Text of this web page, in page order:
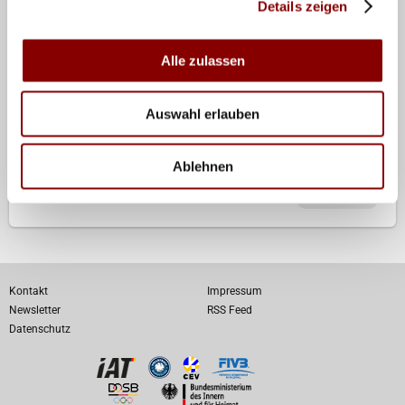
Details zeigen
Alle zulassen
Auswahl erlauben
Ablehnen
Timmendorfer Strand und die WM 2005 in Berlin
Klarheit: Dann trifft sich der Beach-Volleyball-
Ausschuss (BVA) zu seiner routine mäßigen Sitzung in
Frankfurt.
Teilen
Kontakt
Impressum
Newsletter
RSS Feed
Datenschutz